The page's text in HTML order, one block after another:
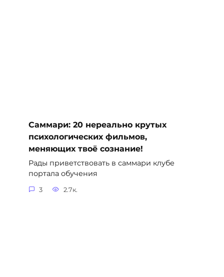
Саммари: 20 нереально крутых
психологических фильмов,
меняющих твоё сознание!
Рады приветствовать в саммари клубе
портала обучения
3 2.7к.